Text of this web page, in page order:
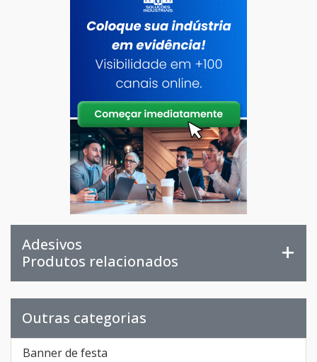
Adesivos
Produtos relacionados
Outras categorias
Banner de festa